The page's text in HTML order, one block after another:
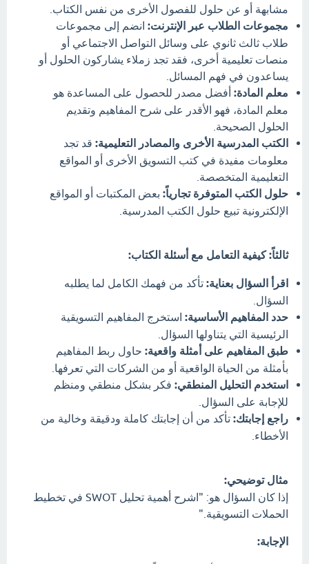
مشابهة أو عن حلول للفصول الأخرى من نفس الكتاب.
مجموعات الطلاب عبر الإنترنت: انضم إلى مجموعات
طلاب ثالث ثانوي على وسائل التواصل الاجتماعي أو
منصات تعليمية أخرى، فقد تجد زملاء يشاركون الحلول أو
يساعدون في فهم المسائل.
معلم المادة: أفضل مصدر للحصول على المساعدة هو
معلم المادة، فهو الأقدر على شرح المفاهيم وتقديم
الحلول الصحيحة.
الكتب المدرسية الأخرى والمصادر التعليمية: قد تجد
معلومات مفيدة في كتب التسويق الأخرى أو المواقع
التعليمية المتخصصة.
حلول الكتب المتوفرة تجارياً: بعض المكتبات أو المواقع
الإلكترونية تبيع حلول الكتب المدرسية.
ثالثاً: كيفية التعامل مع أسئلة الكتاب:
اقرأ السؤال بعناية: تأكد من فهمك الكامل لما يطلبه
السؤال.
حدد المفاهيم الأساسية: استخرج المفاهيم التسويقية
الرئيسية التي يتناولها السؤال.
طبق المفاهيم على أمثلة واقعية: حاول ربط المفاهيم
بأمثلة من الحياة الواقعية أو من الشركات التي تعرفها.
استخدم التحليل المنطقي: فكر بشكل منطقي ومنظم
للإجابة على السؤال.
راجع إجابتك: تأكد من أن إجابتك كاملة ودقيقة وخالية من
الأخطاء.
مثال توضيحي:
إذا كان السؤال هو: "اشرح أهمية تحليل SWOT في تخطيط
الحملات التسويقية."
الإجابة: